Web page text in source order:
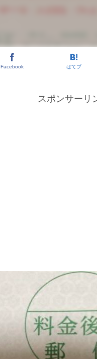
Facebook はてブ
スポンサーリ